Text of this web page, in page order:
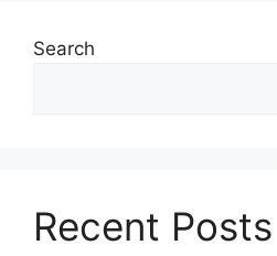
Search
Recent Posts